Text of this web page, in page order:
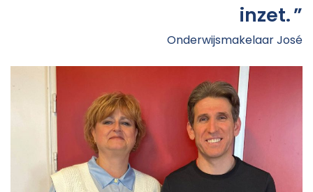
inzet.
Onderwijsmakelaar José